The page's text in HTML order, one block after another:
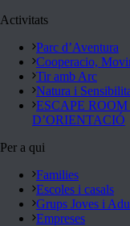
Activitats
Parc d’Aventura
Cooperacio,
Tir amb Arc
Natura i
ESCAPE
D’ORIENTACIÓ
Per a qui
Families
Escoles i casals
Grups Joves i
Empreses